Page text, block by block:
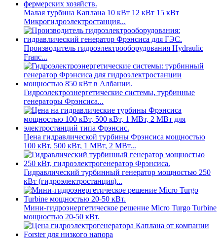
Малая турбина Каплана 10 кВт 12 кВт 15 кВт
Микрогидроэлектростанция...
Производитель гидроэлектрооборудования Hydraulic
Franc...
Гидроэлектроэнергетические системы, турбинные
генераторы Фрэнсиса...
Цена гидравлической турбины Фрэнсиса мощностью
100 кВт, 500 кВт, 1 МВт, 2 МВт...
Гидравлический турбинный генератор мощностью 250
кВт (гидроэлектростанция)...
Мини-гидроэнергетическое решение Micro Turgo Turbine
мощностью 20-50 кВт.